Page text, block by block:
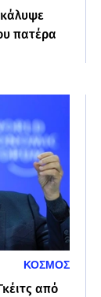
πατέρα
ΚΟΣΜΟΣ
από